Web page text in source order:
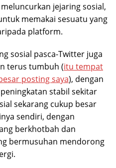
jejaring sosial,
memakai sesuatu yang
platform.
sosial pasca-Twitter juga
terus tumbuh (itu tempat
posting saya), dengan
stabil sekitar
sekarang cukup besar
sendiri, dengan
berkhotbah dan
bermusuhan mendorong